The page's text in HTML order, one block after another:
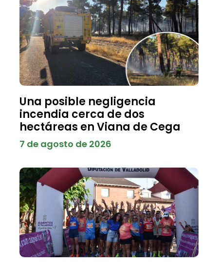
Una posible negligencia
incendia cerca de dos
hectáreas en Viana de Cega
7 de agosto de 2026